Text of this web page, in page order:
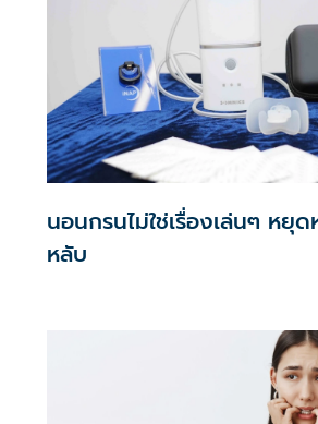
นอนกรนไม่ใช่เรื่องเล่นๆ หยุด
หลับ